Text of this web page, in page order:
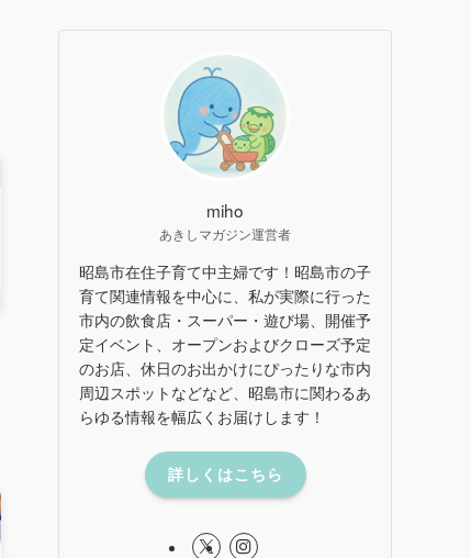
miho
あきしマガジン運営者
昭島市在住子育て中主婦です！昭島市の子
育て関連情報を中心に、私が実際に行った
市内の飲食店・スーパー・遊び場、開催予
定イベント、オープンおよびクローズ予定
のお店、休日のお出かけにぴったりな市内
周辺スポットなどなど、昭島市に関わるあ
らゆる情報を幅広くお届けします！
詳しくはこちら